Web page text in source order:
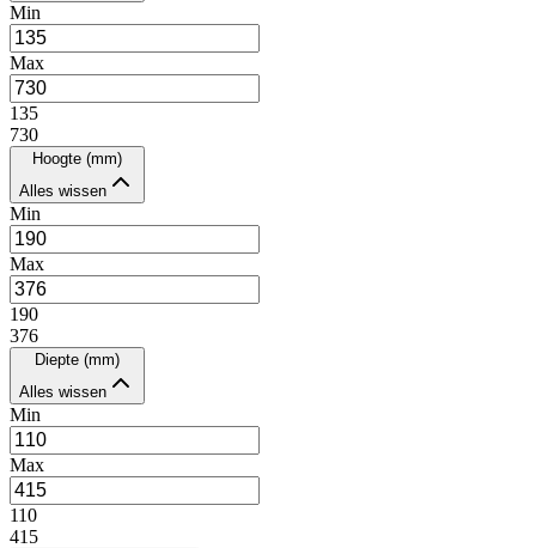
Min
Max
135
730
Hoogte (mm)
Alles wissen
Min
Max
190
376
Diepte (mm)
Alles wissen
Min
Max
110
415